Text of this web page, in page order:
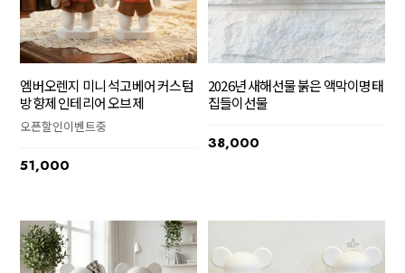
엠버오렌지 미니 석고베어 커스텀
방향제 인테리어 오브제
오픈할인이벤트중
51,000
2026년 새해선물 붉은 액막이명태
집들이선물
38,000